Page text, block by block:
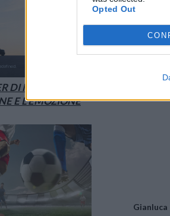
Opted Out
DI HISENSE PER
E L’EMOZIONE